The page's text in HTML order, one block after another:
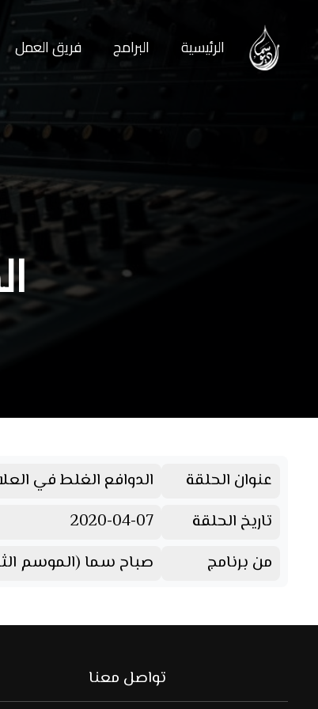
الرئيسية البرامج فريق العمل
عنوان الحلقة
الدوافع الغلط في
تاريخ الحلقة
2020-04-07
من برنامج
صباح سما (الموسم
تواصل معنا